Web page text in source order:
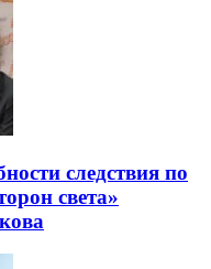
следствия по
света»